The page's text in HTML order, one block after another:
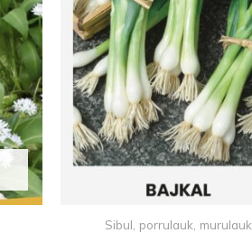
Sibul, porrulauk, murulauk